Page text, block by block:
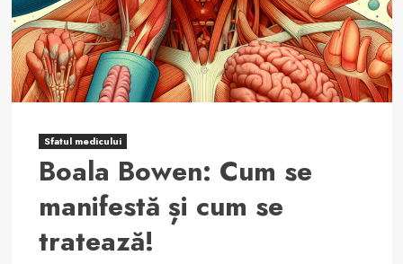
Sfatul medicului
Boala Bowen: Cum se
manifestă și cum se
tratează!